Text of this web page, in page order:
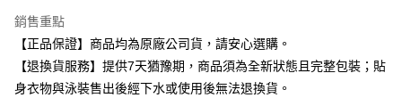
每筆NT$80，滿NT$599(含以上)免運費
7-11取貨付款
每筆NT$80，滿NT$599(含以上)免運費
銷售重點
【正品保證】商品均為原廠公司貨，請安心選購。
【退換貨服務】提供7天猶豫期，商品須為全新狀態且完整包裝；貼
身衣物與泳裝售出後經下水或使用後無法退換貨。